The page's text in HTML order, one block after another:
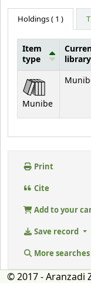
Holdings( 1 )
Holdings
Item
type
library
Munibe
Print
Cite
Add to your
Save record
More searches
© 2017 - Aranzadi